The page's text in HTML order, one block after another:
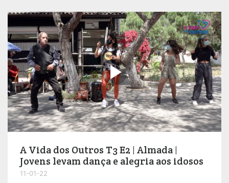

A Vida dos Outros T3 E2 | Almada |
Jovens levam dança e alegria aos idosos
11-01-22